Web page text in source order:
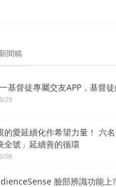
聞稿
基督徒專屬交友APP，基督
29
的愛延續化作希望力量！ 六
全號」延續善的循環
08
臉部辨識功能上